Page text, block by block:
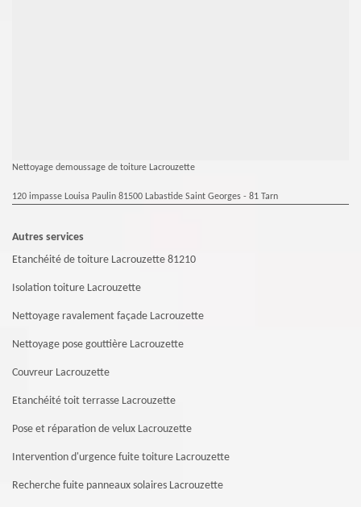
Nettoyage demoussage de toiture Lacrouzette
120 impasse Louisa Paulin 81500 Labastide Saint Georges - 81 Tarn
Autres services
Etanchéité de toiture Lacrouzette 81210
Isolation toiture Lacrouzette
Nettoyage ravalement façade Lacrouzette
Nettoyage pose gouttière Lacrouzette
Couvreur Lacrouzette
Etanchéité toit terrasse Lacrouzette
Pose et réparation de velux Lacrouzette
Intervention d'urgence fuite toiture Lacrouzette
Recherche fuite panneaux solaires Lacrouzette